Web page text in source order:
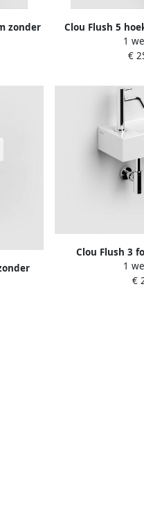
zonder
Clou Flush 5
kraangat wit1
€
CL
Clou Flush 3
kraangat 1
€